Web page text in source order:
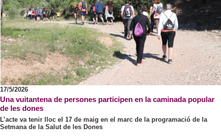
17/5/2026
Una vuitantena de persones participen en la caminada popular
de les dones
L’acte va tenir lloc el 17 de maig en el marc de la programació de la
Setmana de la Salut de les Dones